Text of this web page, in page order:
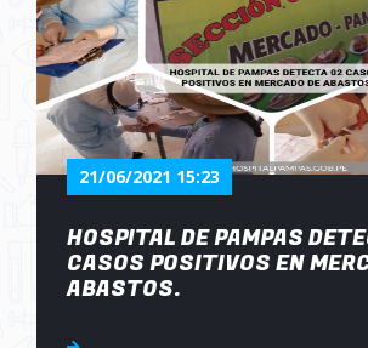
21/06/2021 15:23
HOSPITAL DE PAMPAS
CASOS POSITIVOS EN
ABASTOS.